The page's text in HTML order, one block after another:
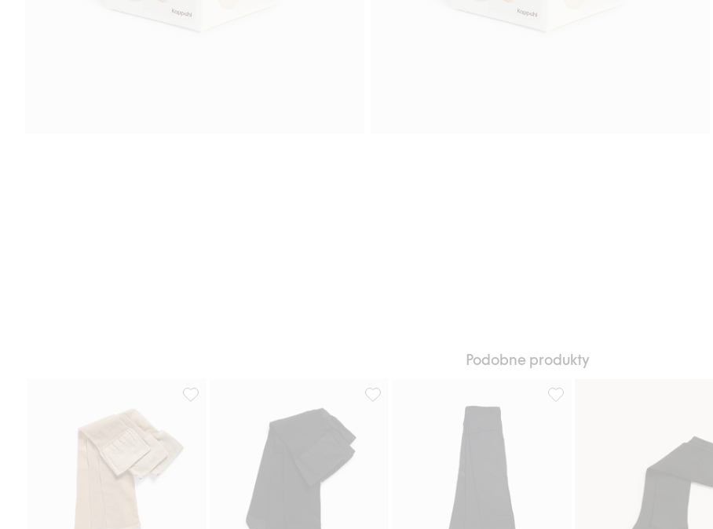
Podobne produkty
Podkolanówki 3-pak, Dodaj do listy ulubionePodkolanówki 3-pak, Dodaj do listy ulubione